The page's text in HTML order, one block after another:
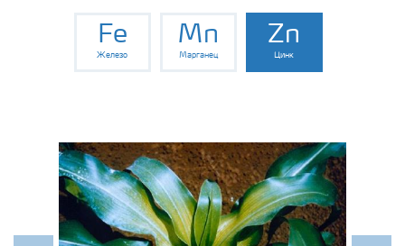
Fe
Железо
Mn
Марганец
Zn
Цинк